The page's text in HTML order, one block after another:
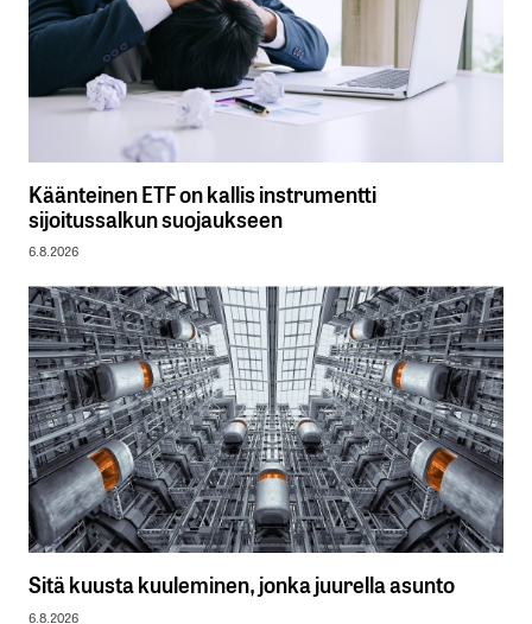
Käänteinen ETF on kallis instrumentti
sijoitussalkun suojaukseen
6.8.2026
Sitä kuusta kuuleminen, jonka juurella asunto
6.8.2026